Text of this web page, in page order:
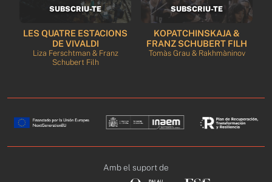
SUBSCRIU-TE
LES QUATRE ESTACIONS
DE VIVALDI
Liza Ferschtman & Franz
Schubert Filh
SUBSCRIU-TE
KOPATCHINSKAJA &
FRANZ SCHUBERT FILH
Tomàs Grau & Rakhmàninov
Amb el suport de